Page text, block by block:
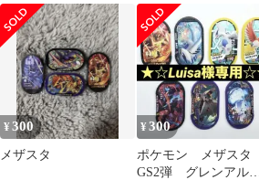
¥300
メザスタ
¥300
ポケモン メザスタ
GS2弾 グレンアル